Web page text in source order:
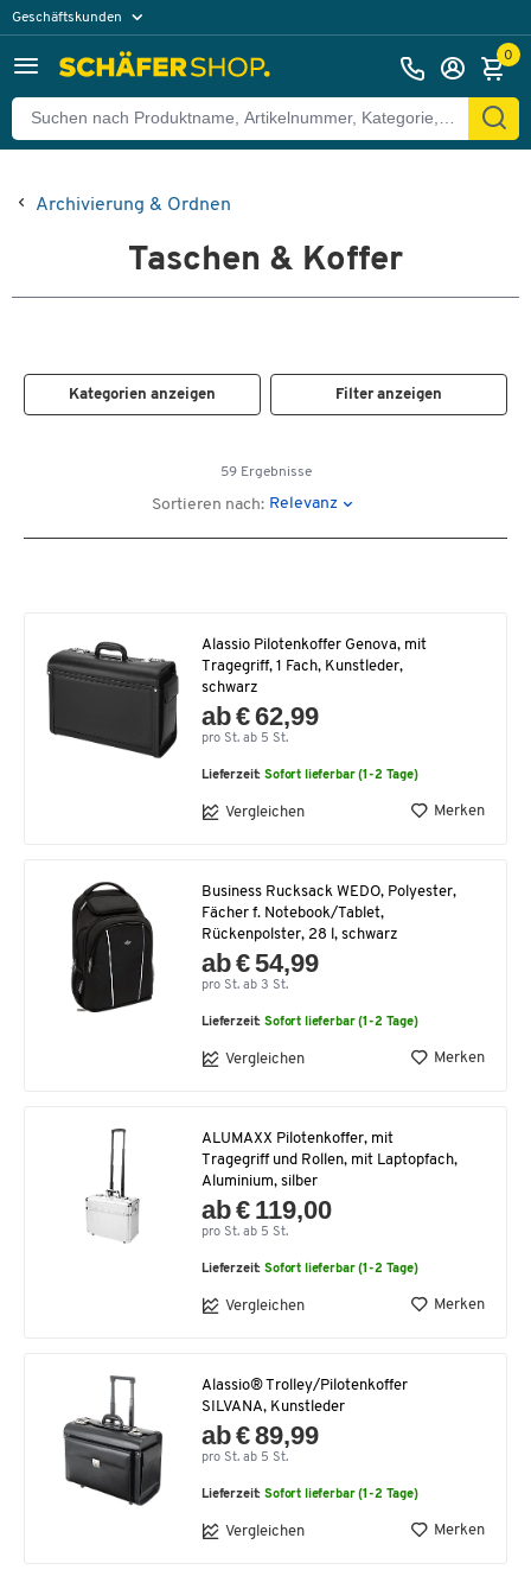
Geschäftskunden
0
Archivierung & Ordnen
Taschen & Koffer
Kategorien anzeigen Filter anzeigen
59 Ergebnisse
Sortieren nach: Relevanz
Alassio Pilotenkoffer Genova, mit
Tragegriff, 1 Fach, Kunstleder,
schwarz
ab € 62,99
pro St. ab 5 St.
Lieferzeit:Sofort lieferbar (1-2 Tage)
Vergleichen Merken
Business Rucksack WEDO, Polyester,
Fächer f. Notebook/Tablet,
Rückenpolster, 28 l, schwarz
ab € 54,99
pro St. ab 3 St.
Lieferzeit:Sofort lieferbar (1-2 Tage)
Vergleichen Merken
ALUMAXX Pilotenkoffer, mit
Tragegriff und Rollen, mit Laptopfach,
Aluminium, silber
ab € 119,00
pro St. ab 5 St.
Lieferzeit:Sofort lieferbar (1-2 Tage)
Vergleichen Merken
Alassio® Trolley/Pilotenkoffer
SILVANA, Kunstleder
ab € 89,99
pro St. ab 5 St.
Lieferzeit:Sofort lieferbar (1-2 Tage)
Vergleichen Merken